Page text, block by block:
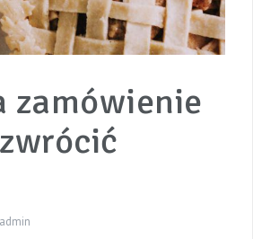
zamówienie
admin